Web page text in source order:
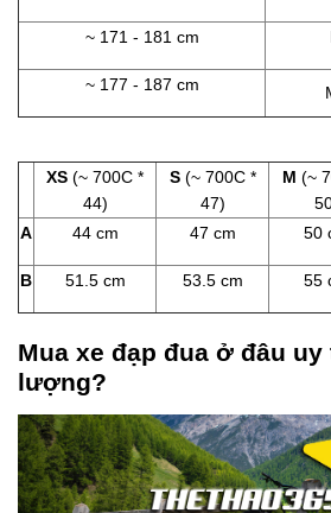
~ 171 - 181 cm
~ 177 - 187 cm
XS (~ 700C *
44)
S (~ 700C *
47)
M (~
A
44 cm 47 cm 50
B 51.5 cm 53.5 cm 55
Mua xe đạp đua ở đâu
lượng?